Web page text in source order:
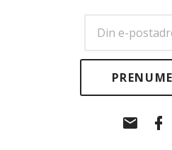
post